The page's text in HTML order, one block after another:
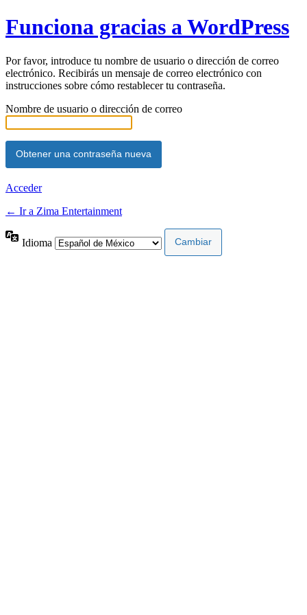
Funciona gracias a WordPress
Por favor, introduce tu nombre de usuario o dirección de correo
electrónico. Recibirás un mensaje de correo electrónico con
instrucciones sobre cómo restablecer tu contraseña.
Nombre de usuario o dirección de correo
Acceder
← Ir a Zima Entertainment
Idioma